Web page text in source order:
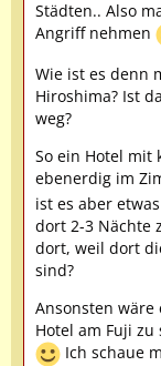
Städten.. Also
Angriff nehmen
Wie ist es denn
Hiroshima? Ist
weg?
So ein Hotel mit
ebenerdig im
ist es aber
dort 2-3 Nächte
dort, weil dort
sind?
Ansonsten
Hotel am Fuji
Ich schaue